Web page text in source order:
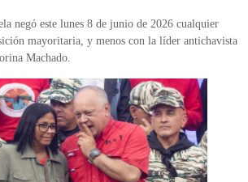
negó este lunes 8 de junio de 2026 cualquier
mayoritaria, y menos con la líder antichavista
Machado.